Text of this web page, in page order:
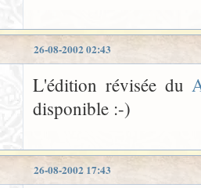
26-08-2002 02:43
L'édition révisée du
disponible :-)
26-08-2002 17:43